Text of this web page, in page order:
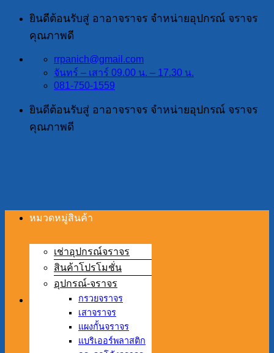
ข้าม
เนื้อหา
ยินดีต้อนรับสู่ อาอาจราจร จำหน่ายอุปกรณ์ จราจร
คุณภาพดี
rrpanich@gmail.com
จันทร์ – เสาร์ 09.00 น. – 17.30 น.
081-750-1559
ยินดีต้อนรับสู่ อาอาจราจร จำหน่ายอุปกรณ์ จราจร
คุณภาพดี
หมวดหมู่สินค้า
เช่าอุปกรณ์จราจร
สินค้าโปรโมชั่น
อุปกรณ์-จราจร
กรวยจราจร
เสาจราจร
แผงกั้นจราจร
แบริเออร์พลาสติก